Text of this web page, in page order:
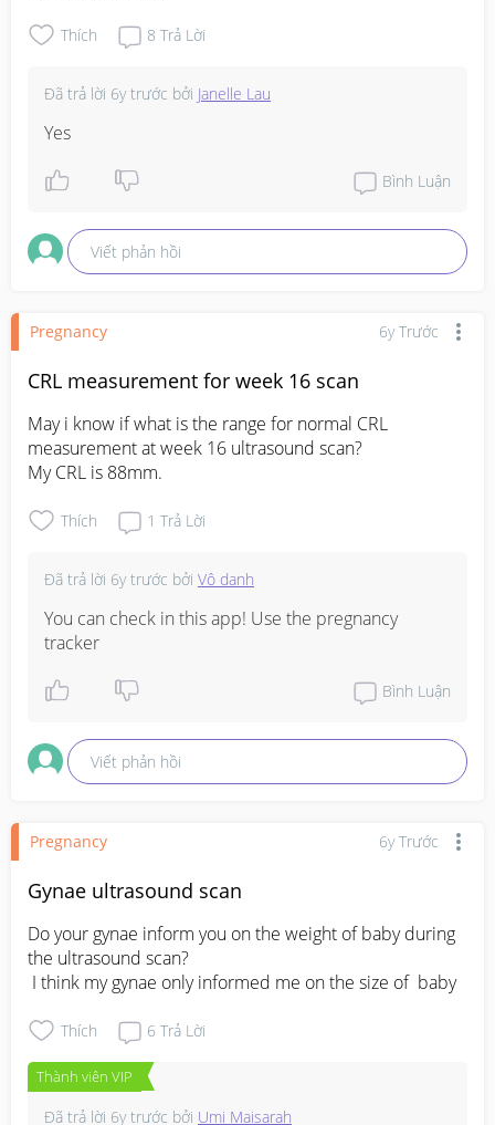
Thích 8 Trả Lời
Đã trả lời 6y trước bởi Janelle Lau
Yes
Bình Luận
Viết phản hồi
Pregnancy 6y Trước
CRL measurement for week 16 scan
May i know if what is the range for normal CRL
measurement at week 16 ultrasound scan?
My CRL is 88mm.
Thích 1 Trả Lời
Đã trả lời 6y trước bởi Vô danh
You can check in this app! Use the pregnancy
tracker
Bình Luận
Viết phản hồi
Pregnancy 6y Trước
Gynae ultrasound scan
Do your gynae inform you on the weight of baby during
the ultrasound scan?
I think my gynae only informed me on the size of  baby
Thích 6 Trả Lời
Thành viên VIP
Đã trả lời 6y trước bởi Umi Maisarah